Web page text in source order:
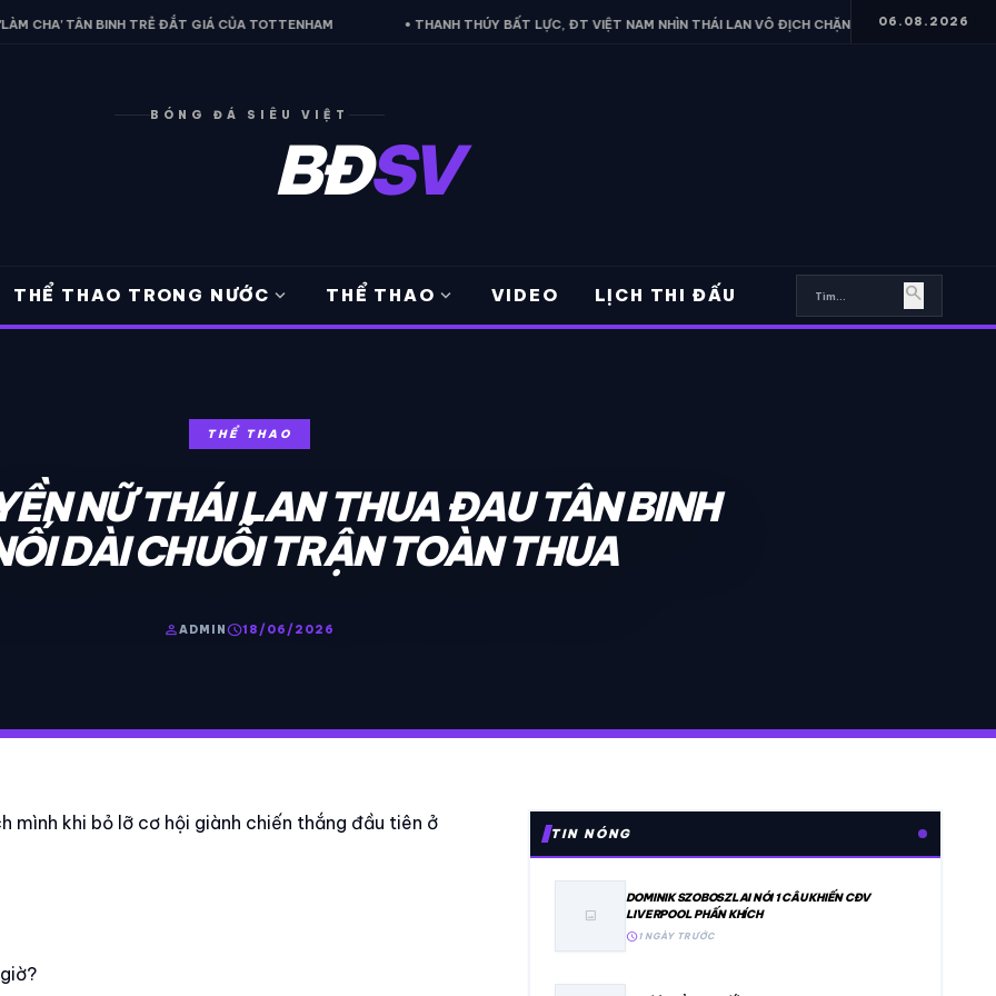
ĐẮT GIÁ CỦA TOTTENHAM • THANH THÚY BẤT LỰC, ĐT VIỆT NAM NHÌN THÁI LAN VÔ ĐỊCH CHẶNG 1 SEA V.CUP • ĐT VIỆT NAM
06.08.2026
BÓNG ĐÁ SIÊU VIỆT
BĐSV
THỂ THAO TRONG NƯỚC expand_more THỂ THAO expand_more VIDEO LỊCH THI ĐẤU search
THỂ THAO
NỮ THÁI LAN THUA ĐAU TÂN BINH
DÀI CHUỖI TRẬN TOÀN THUA
personADMINschedule18/06/2026
khi bỏ lỡ cơ hội giành chiến thắng đầu tiên ở
TIN NÓNG
image
DOMINIK SZOBOSZLAI NÓI 1 CÂU KHIẾN CĐV
LIVERPOOL PHẤN KHÍCH
schedule1 NGÀY TRƯỚC